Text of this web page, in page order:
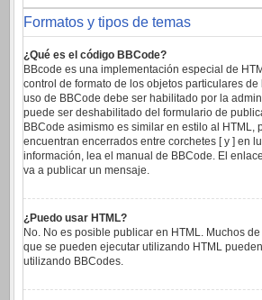
Formatos y tipos de temas
¿Qué es el código BBCode?
BBcode es una implementación especial de
control de formato de los objetos particulares de
uso de BBCode debe ser habilitado por la
puede ser deshabilitado del formulario de
BBCode asimismo es similar en estilo al HTML,
encuentran encerrados entre corchetes [ y ] en
información, lea el manual de BBCode. El
va a publicar un mensaje.
¿Puedo usar HTML?
No. No es posible publicar en HTML. Muchos
que se pueden ejecutar utilizando HTML
utilizando BBCodes.